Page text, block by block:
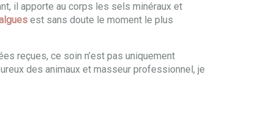
il apporte au corps les sels minéraux et
est sans doute le moment le plus
reçues, ce soin n’est pas uniquement
des animaux et masseur professionnel, je